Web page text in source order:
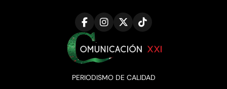
Comunicación
PERIODISMO DE CALIDAD